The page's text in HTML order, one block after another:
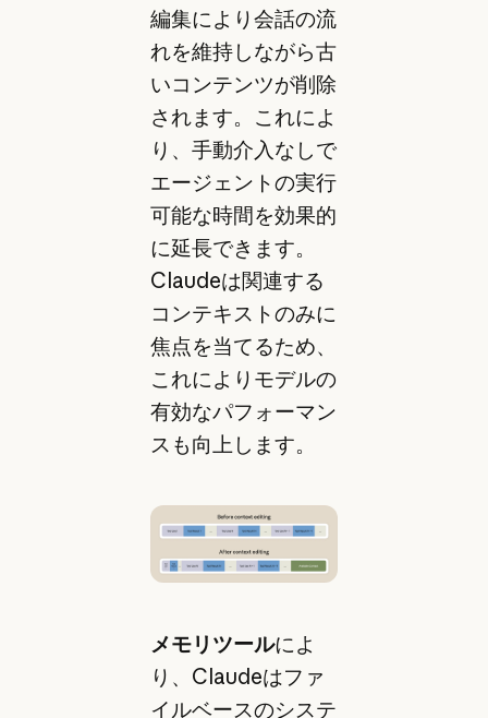
編集により会話の流
れを維持しながら古
いコンテンツが削除
されます。これによ
り、手動介入なしで
エージェントの実行
可能な時間を効果的
に延長できます。
Claudeは関連する
コンテキストのみに
焦点を当てるため、
これによりモデルの
有効なパフォーマン
スも向上します。
メモリツールによ
り、Claudeはファ
イルベースのシステ